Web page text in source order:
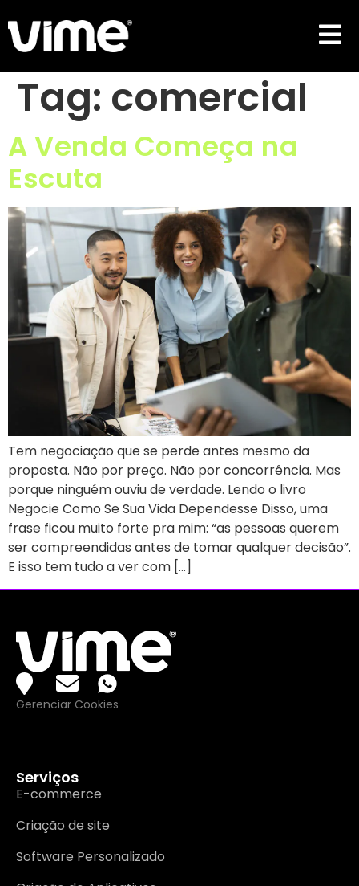
Tag: comercial
A Venda Começa na
Escuta
Tem negociação que se perde antes mesmo da
proposta. Não por preço. Não por concorrência. Mas
porque ninguém ouviu de verdade. Lendo o livro
Negocie Como Se Sua Vida Dependesse Disso, uma
frase ficou muito forte pra mim: “as pessoas querem
ser compreendidas antes de tomar qualquer decisão”.
E isso tem tudo a ver com […]
Gerenciar Cookies
Serviços
E-commerce
Criação de site
Software Personalizado